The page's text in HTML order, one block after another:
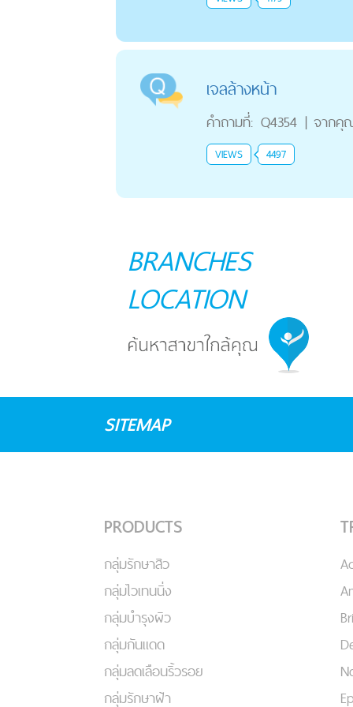
เจลล้างหน้า
คำถามที่: Q4354 | จากคุ
VIEWS 4497
BRANCHES
LOCATION
SITEMAP
PRODUCTS
กลุ่มรักษาสิว
กลุ่มไวเทนนิ่ง
กลุ่มบำรุงผิว
กลุ่มกันแดด
กลุ่มลดเลือนริ้วรอย
กลุ่มรักษาฝ้า